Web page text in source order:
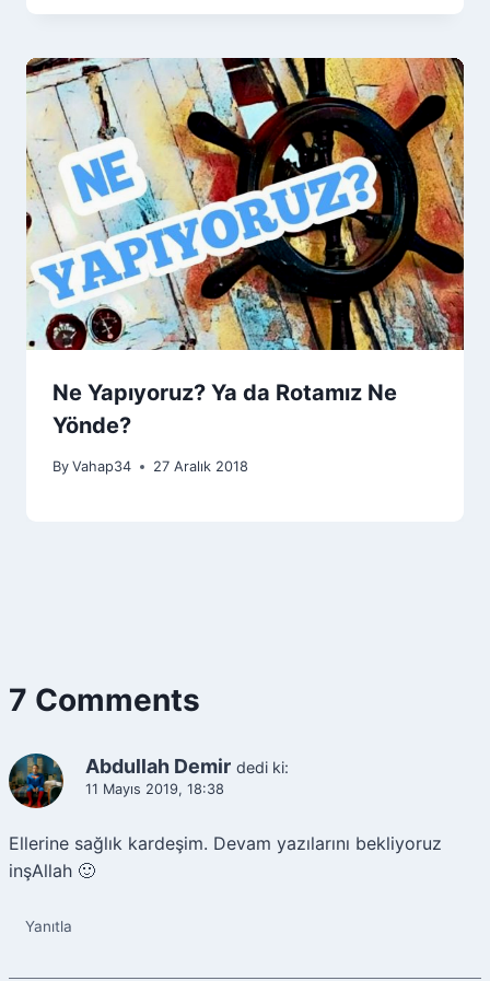
Ne Yapıyoruz? Ya da Rotamız Ne
Yönde?
By Vahap34 27 Aralık 2018
7 Comments
Abdullah Demir dedi ki:
11 Mayıs 2019, 18:38
Ellerine sağlık kardeşim. Devam yazılarını bekliyoruz
inşAllah 🙂
Yanıtla